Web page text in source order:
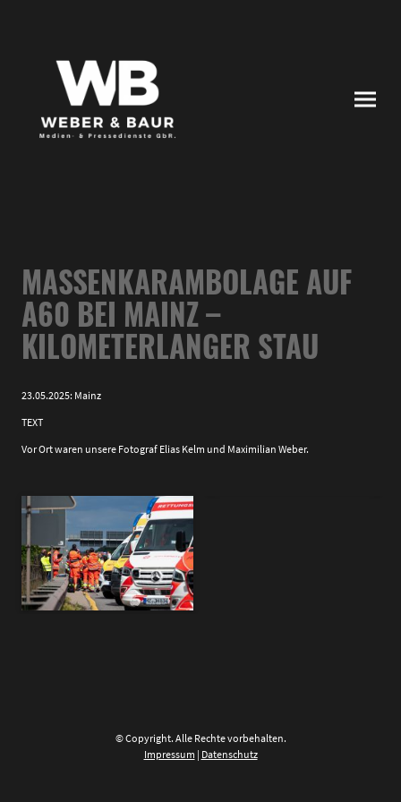
MASSENKARAMBOLAGE AUF
A60 BEI MAINZ –
KILOMETERLANGER STAU
23.05.2025: Mainz
TEXT
Vor Ort waren unsere Fotograf Elias Kelm und Maximilian Weber.
© Copyright. Alle Rechte vorbehalten.
Impressum | Datenschutz